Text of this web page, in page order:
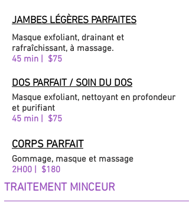
JAMBES LÉGÈRES PARFAITES
Masque exfoliant, drainant et
rafraîchissant, à massage.
45 min | $75
DOS PARFAIT / SOIN DU DOS
Masque exfoliant, nettoyant en profondeur
et purifiant
45 min | $75
CORPS PARFAIT
Gommage, masque et massage
2H00 | $180
TRAITEMENT MINCEUR